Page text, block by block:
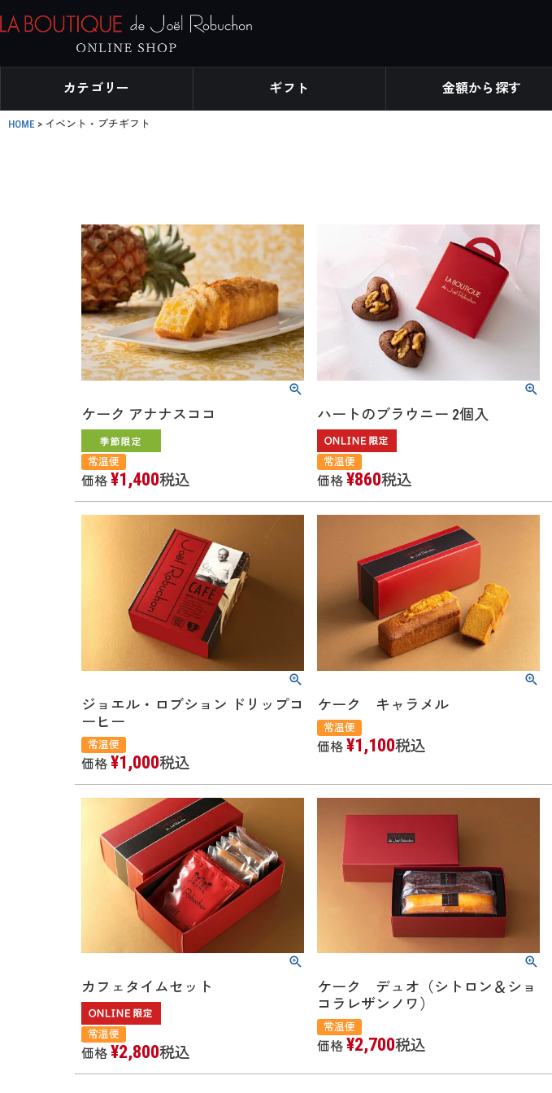
カテゴリー ギフト 金額から探す
HOME イベント・プチギフト
ケーク アナナスココ
常温便
価格 ¥1,400税込
ハートのブラウニー 2個入
常温便
価格 ¥860税込
ジョエル・ロブション ドリップコ
ーヒー
常温便
価格 ¥1,000税込
ケーク キャラメル
常温便
価格 ¥1,100税込
カフェタイムセット
常温便
価格 ¥2,800税込
ケーク デュオ（シトロン＆ショ
コラレザンノワ）
常温便
価格 ¥2,700税込